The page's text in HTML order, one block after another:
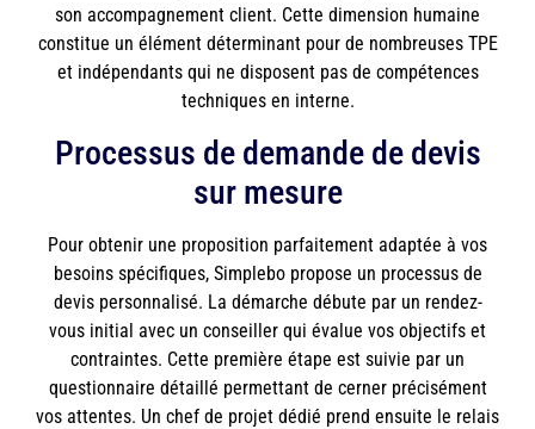
son accompagnement client. Cette dimension humaine
constitue un élément déterminant pour de nombreuses TPE
et indépendants qui ne disposent pas de compétences
techniques en interne.
Processus de demande de devis
sur mesure
Pour obtenir une proposition parfaitement adaptée à vos
besoins spécifiques, Simplebo propose un processus de
devis personnalisé. La démarche débute par un rendez-
vous initial avec un conseiller qui évalue vos objectifs et
contraintes. Cette première étape est suivie par un
questionnaire détaillé permettant de cerner précisément
vos attentes. Un chef de projet dédié prend ensuite le relais